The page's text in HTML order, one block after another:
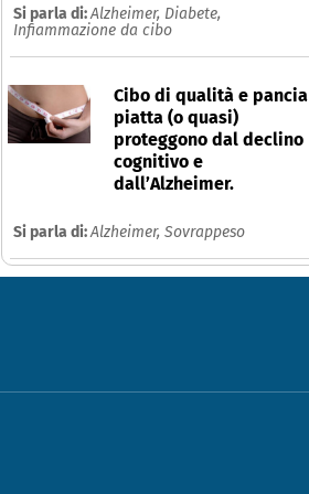
Si parla di:Alzheimer, Diabete,
Infiammazione da cibo
Cibo di qualità e pancia
piatta (o quasi)
proteggono dal declino
cognitivo e
dall’Alzheimer.
Si parla di:Alzheimer, Sovrappeso